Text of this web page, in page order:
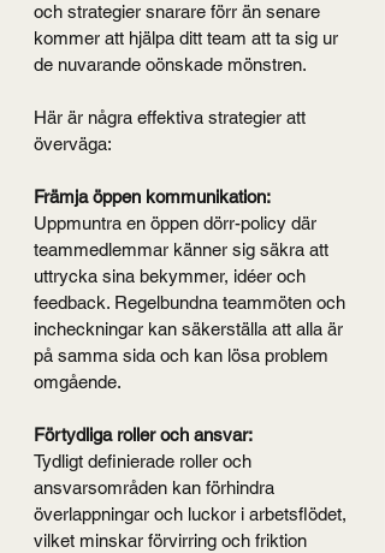
och strategier snarare förr än senare
kommer att hjälpa ditt team att ta sig ur
de nuvarande oönskade mönstren.
Här är några effektiva strategier att
överväga:
Främja öppen kommunikation:
Uppmuntra en öppen dörr-policy där
teammedlemmar känner sig säkra att
uttrycka sina bekymmer, idéer och
feedback. Regelbundna teammöten och
incheckningar kan säkerställa att alla är
på samma sida och kan lösa problem
omgående.
Förtydliga roller och ansvar:
Tydligt definierade roller och
ansvarsområden kan förhindra
överlappningar och luckor i arbetsflödet,
vilket minskar förvirring och friktion